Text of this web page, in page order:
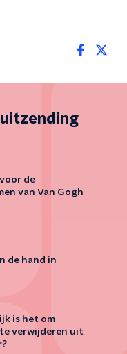
de
van Van Gogh
de hand in
is het om
verwijderen uit